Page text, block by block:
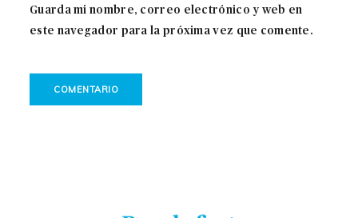
Guarda mi nombre, correo electrónico y web en
este navegador para la próxima vez que comente.